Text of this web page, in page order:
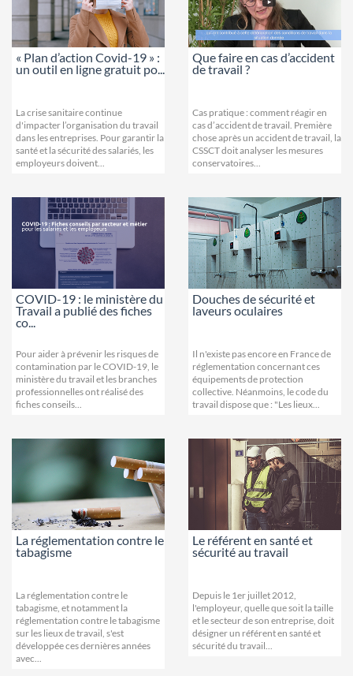
« Plan d’action Covid-19 » :
un outil en ligne gratuit po...
La crise sanitaire continue
d'impacter l’organisation du travail
dans les entreprises. Pour garantir la
santé et la sécurité des salariés, les
employeurs doivent...
Que faire en cas d’accident
de travail ?
Cas pratique : comment réagir en
cas d’accident de travail. Première
chose après un accident de travail, la
CSSCT doit analyser les mesures
conservatoires...
COVID-19 : le ministère du
Travail a publié des fiches
co...
Pour aider à prévenir les risques de
contamination par le COVID-19, le
ministère du travail et les branches
professionnelles ont réalisé des
fiches conseils...
Douches de sécurité et
laveurs oculaires
Il n'existe pas encore en France de
réglementation concernant ces
équipements de protection
collective. Néanmoins, le code du
travail dispose que : "Les lieux...
La réglementation contre le
tabagisme
La réglementation contre le
tabagisme, et notamment la
réglementation contre le tabagisme
sur les lieux de travail, s'est
développée ces dernières années
avec...
Le référent en santé et
sécurité au travail
Depuis le 1er juillet 2012,
l'employeur, quelle que soit la taille
et le secteur de son entreprise, doit
désigner un référent en santé et
sécurité du travail...